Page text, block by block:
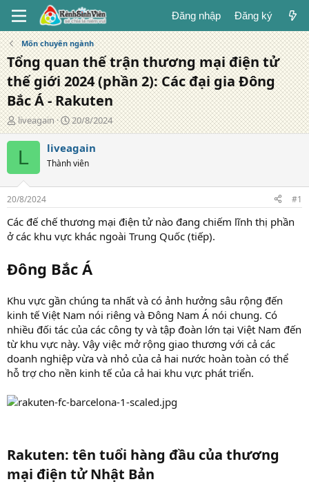
Đăng nhập Đăng ký
Môn chuyên ngành
Tổng quan thế trận thương mại điện tử
thế giới 2024 (phần 2): Các đại gia Đông
Bắc Á - Rakuten
T
á
c
ả
liveagain
N
g
à
y
đ
g
20/8/2024
L liveagain
Thành viên
20/8/2024 #1
Các đế chế thương mại điện tử nào đang chiếm lĩnh thị phần
ở các khu vực khác ngoài Trung Quốc (tiếp).
Đông Bắc Á
Khu vực gần chúng ta nhất và có ảnh hưởng sâu rộng đến
kinh tế Việt Nam nói riêng và Đông Nam Á nói chung. Có
nhiều đối tác của các công ty và tập đoàn lớn tại Việt Nam đến
từ khu vực này. Vậy việc mở rộng giao thương với cả các
doanh nghiệp vừa và nhỏ của cả hai nước hoàn toàn có thể
hỗ trợ cho nền kinh tế của cả hai khu vực phát triển.
Rakuten: tên tuổi hàng đầu của thương
mại điện tử Nhật Bản​